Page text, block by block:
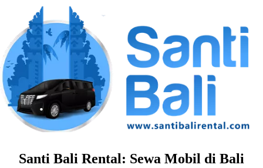
content
Santi Bali Rental: Sewa Mobil di Bali